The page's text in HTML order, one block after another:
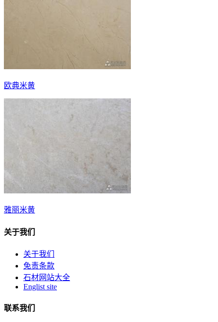
欧典米黄
雅丽米黄
关于我们
关于我们
免责条款
石材网站大全
Englist site
联系我们